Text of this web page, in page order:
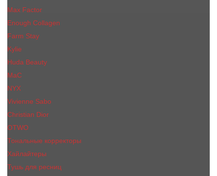
Max Factor
Enough Collagen
Farm Stay
Kylie
Huda Beauty
МаС
NYX
Vivienne Sabo
Сhristiаn Diоr
OTWO
Тональные корректоры
Хайлайтеры
Тушь для ресниц